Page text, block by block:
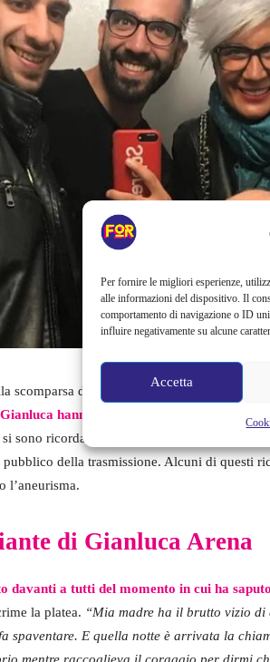
Per fornire le migliori esperienze,
alle informazioni del dispositivo. Il
comportamento di navigazione o ID
influire negativamente su alcune
Accetta
scomparsa di Bruno Arena e di recente
hanno concesso un’intervista a
sono ricordati molti aneddoti della vita
pubblico della trasmissione. Alcuni di questi
l’aneurisma.
di Gianluca Arena
davanti a tutti del momento in cui ha
la platea. “Mia madre ha il brutto vizio di
spaventare. E quella notte è arrivata la
mentre raccoglieva il coraggio per dirmi